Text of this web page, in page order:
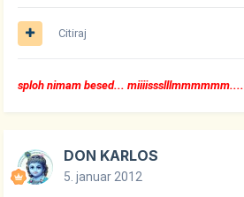
Citiraj
sploh nimam besed... miiiissslllmmmmmm....
DON KARLOS
5. januar 2012